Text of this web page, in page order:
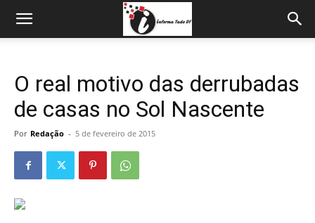
O real motivo das derrubadas
de casas no Sol Nascente
Por Redação - 5 de fevereiro de 2015